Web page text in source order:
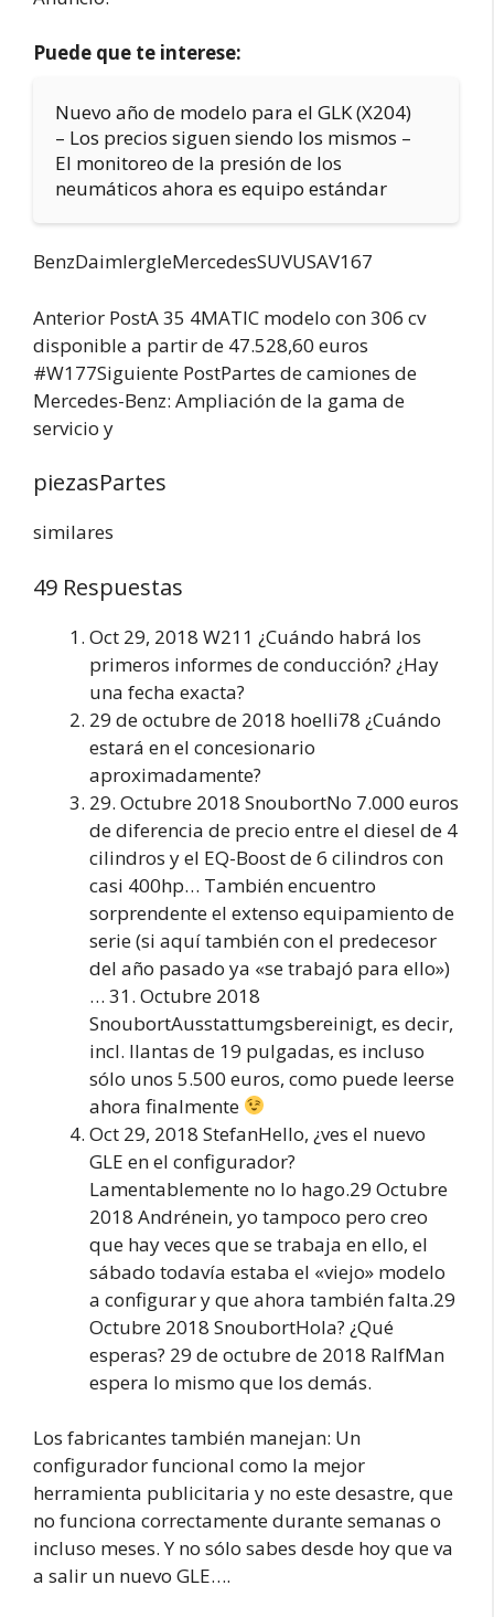
Puede que te interese:
Nuevo año de modelo para el GLK (X204)
– Los precios siguen siendo los mismos –
El monitoreo de la presión de los
neumáticos ahora es equipo estándar
BenzDaimlergleMercedesSUVUSAV167
Anterior PostA 35 4MATIC modelo con 306 cv
disponible a partir de 47.528,60 euros
#W177Siguiente PostPartes de camiones de
Mercedes-Benz: Ampliación de la gama de
servicio y
piezasPartes
similares
49 Respuestas
Oct 29, 2018 W211 ¿Cuándo habrá los
primeros informes de conducción? ¿Hay
una fecha exacta?
29 de octubre de 2018 hoelli78 ¿Cuándo
estará en el concesionario
aproximadamente?
29. Octubre 2018 SnoubortNo 7.000 euros
de diferencia de precio entre el diesel de 4
cilindros y el EQ-Boost de 6 cilindros con
casi 400hp… También encuentro
sorprendente el extenso equipamiento de
serie (si aquí también con el predecesor
del año pasado ya «se trabajó para ello»)
… 31. Octubre 2018
SnoubortAusstattumgsbereinigt, es decir,
incl. llantas de 19 pulgadas, es incluso
sólo unos 5.500 euros, como puede leerse
ahora finalmente
Oct 29, 2018 StefanHello, ¿ves el nuevo
GLE en el configurador?
Lamentablemente no lo hago.29 Octubre
2018 Andrénein, yo tampoco pero creo
que hay veces que se trabaja en ello, el
sábado todavía estaba el «viejo» modelo
a configurar y que ahora también falta.29
Octubre 2018 SnoubortHola? ¿Qué
esperas? 29 de octubre de 2018 RalfMan
espera lo mismo que los demás.
Los fabricantes también manejan: Un
configurador funcional como la mejor
herramienta publicitaria y no este desastre, que
no funciona correctamente durante semanas o
incluso meses. Y no sólo sabes desde hoy que va
a salir un nuevo GLE….